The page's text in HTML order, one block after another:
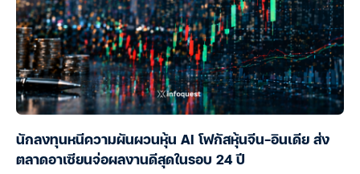
นักลงทุนหนีความผันผวนหุ้น AI โฟกัสหุ้นจีน-อินเดีย ส่ง
ตลาดอาเซียนจ่อผลงานดีสุดในรอบ 24 ปี